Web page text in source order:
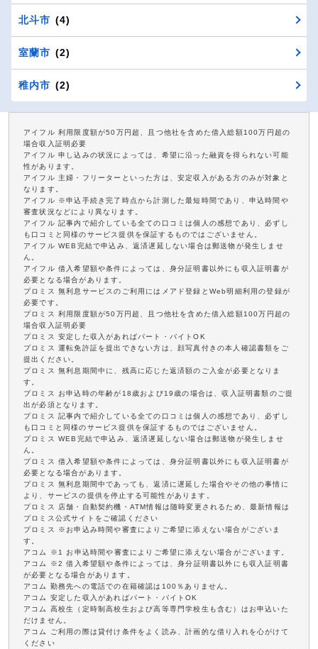
北斗市 (4)
室蘭市 (2)
稚内市 (2)
アイフル 利用限度額が50万円超、且つ他社を含めた借入総額100万円超の
場合収入証明必要
アイフル 申し込みの状況によっては、希望に沿った融資を得られない可能
性があります。
アイフル 主婦・フリーターといった方は、安定収入がある方のみが対象と
なります。
アイフル ※申込手続き完了時点から計測した最短時間であり、申込時間や
審査状況などにより異なります。
アイフル 記事内で紹介している全ての口コミは個人の感想であり、必ずし
も口コミと同様のサービス提供を保証するものではございません。
アイフル WEB完結で申込み、返済遅延しない場合は郵送物が発生しませ
ん。
アイフル 借入希望額や条件によっては、身分証明書以外にも収入証明書が
必要となる場合があります。
プロミス 無利息サービスのご利用にはメアド登録とWeb明細利用の登録が
必要です。
プロミス 利用限度額が50万円超、且つ他社を含めた借入総額100万円超の
場合収入証明必要
プロミス 安定した収入があればパート・バイトOK
プロミス 運転免許証を提出できない方は、顔写真付きの本人確認書類をご
提出ください。
プロミス 無利息期間中に、残高に応じた返済額のご入金が必要となりま
す。
プロミス お申込時の年齢が18歳および19歳の場合は、収入証明書類のご提
出が必須となります。
プロミス 記事内で紹介している全ての口コミは個人の感想であり、必ずし
も口コミと同様のサービス提供を保証するものではございません。
プロミス WEB完結で申込み、返済遅延しない場合は郵送物が発生しませ
ん。
プロミス 借入希望額や条件によっては、身分証明書以外にも収入証明書が
必要となる場合があります。
プロミス 無利息期間中であっても、返済に遅延した場合やその他の事情に
より、サービスの提供を停止する可能性があります。
プロミス 店舗・自動契約機・ATM情報は随時変更されるため、最新情報は
プロミス公式サイトをご確認ください
プロミス ※お申込み時間や審査によりご希望に添えない場合がございま
す。
アコム ※1 お申込時間や審査によりご希望に添えない場合がございます。
アコム ※2 借入希望額や条件によっては、身分証明書以外にも収入証明書
が必要となる場合があります。
アコム 勤務先への電話での在籍確認は100％ありません。
アコム 安定した収入があればパート・バイトOK
アコム 高校生（定時制高校生および高等専門学校生も含む）はお申込いた
だけません。
アコム ご利用の際は貸付け条件をよく読み、計画的な借り入れを心がけて
ください